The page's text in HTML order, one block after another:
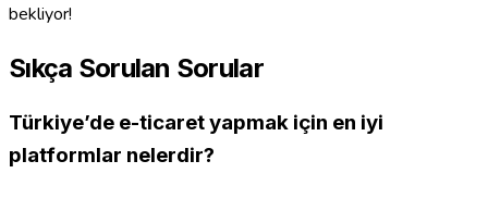
bekliyor!
Sıkça Sorulan Sorular
Türkiye’de e-ticaret yapmak için en iyi
platformlar nelerdir?